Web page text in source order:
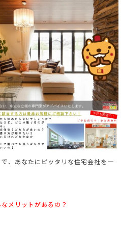
、あなたにピッタリな住宅会社を一
なメリットがあるの？